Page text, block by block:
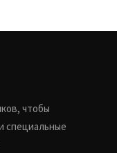
чтобы
специальные